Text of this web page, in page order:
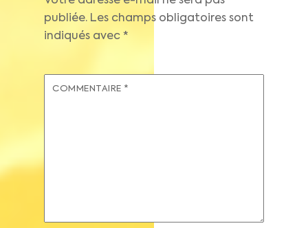
publiée. Les champs obligatoires sont
indiqués avec *
COMMENTAIRE *